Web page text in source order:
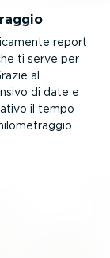
report
ti serve per
al
di date e
il tempo